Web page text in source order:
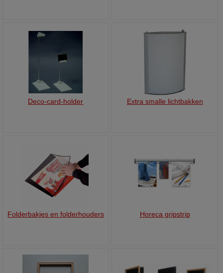
Deco-card-holder Extra smalle lichtbakken
Folderbakjes en folderhouders Horeca gripstrip